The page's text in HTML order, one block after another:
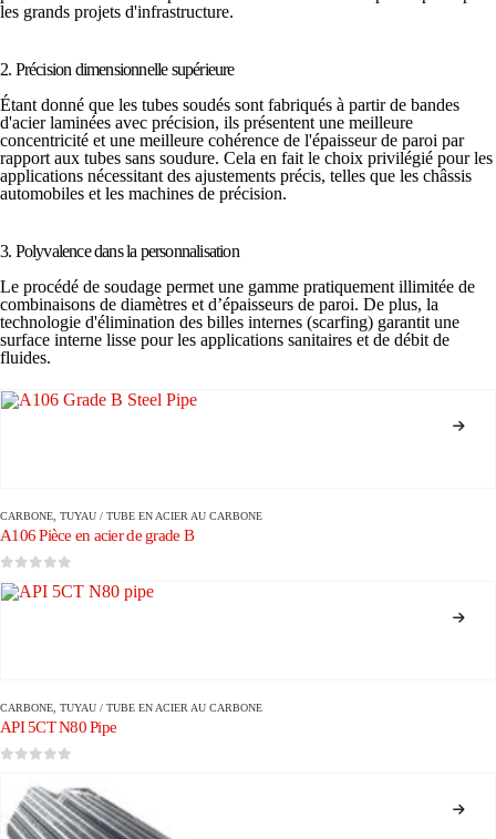
les grands projets d'infrastructure.
2. Précision dimensionnelle supérieure
Étant donné que les tubes soudés sont fabriqués à partir de bandes
d'acier laminées avec précision, ils présentent une meilleure
concentricité et une meilleure cohérence de l'épaisseur de paroi par
rapport aux tubes sans soudure. Cela en fait le choix privilégié pour les
applications nécessitant des ajustements précis, telles que les châssis
automobiles et les machines de précision.
3. Polyvalence dans la personnalisation
Le procédé de soudage permet une gamme pratiquement illimitée de
combinaisons de diamètres et d’épaisseurs de paroi. De plus, la
technologie d'élimination des billes internes (scarfing) garantit une
surface interne lisse pour les applications sanitaires et de débit de
fluides.
CARBONE TUYAU / TUBE EN ACIER AU CARBONE
A106 Pièce en acier de grade B
CARBONE TUYAU / TUBE EN ACIER AU CARBONE
API 5CT N80 Pipe